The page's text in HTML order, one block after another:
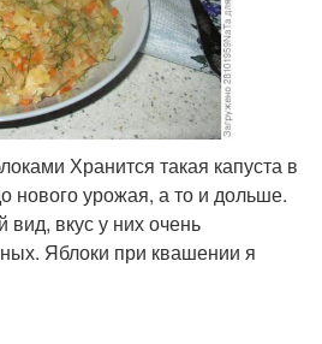
Хранится такая капуста в
нового урожая, а то и дольше.
вид, вкус у них очень
Яблоки при квашении я